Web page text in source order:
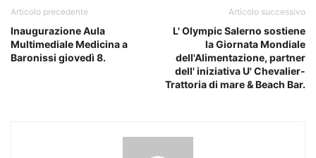
Articolo precedente
Inaugurazione Aula
Multimediale Medicina a
Baronissi giovedì 8.
Articolo successivo
L' Olympic Salerno sostiene
la Giornata Mondiale
dell'Alimentazione, partner
dell' iniziativa U' Chevalier-
Trattoria di mare & Beach Bar.